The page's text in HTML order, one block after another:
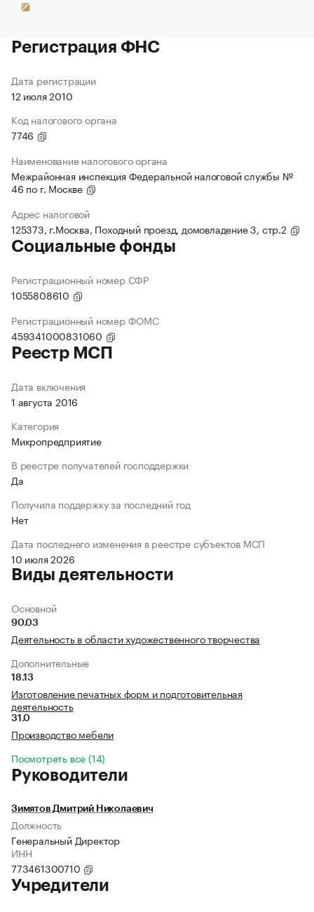
Регистрация ФНС
Дата регистрации
12 июля 2010
Код налогового органа
7746
Наименование налогового органа
Межрайонная инспекция Федеральной налоговой службы №
46 по г. Москве
Адрес налоговой
125373, г.Москва, Походный проезд, домовладение 3, стр.2
Социальные фонды
Регистрационный номер СФР
1055808610
Регистрационный номер ФОМС
459341000831060
Реестр МСП
Дата включения
1 августа 2016
Категория
Микропредприятие
В реестре получателей господдержки
Да
Получила поддержку за последний год
Нет
Дата последнего изменения в реестре субъектов МСП
10 июля 2026
Виды деятельности
Основной
90.03
Деятельность в области художественного творчества
Дополнительные
18.13
Изготовление печатных форм и подготовительная
деятельность
31.0
Производство мебели
Посмотреть все (14)
Руководители
Зимятов Дмитрий Николаевич
Должность
Генеральный Директор
ИНН
773461300710
Учредители